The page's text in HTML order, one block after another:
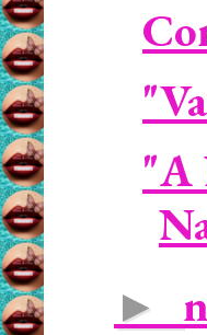
"A
►